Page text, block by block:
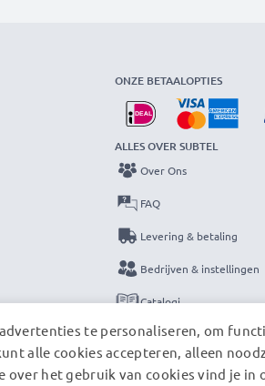
ONZE BETAALOPTIES
ALLES OVER SUBTEL
Over Ons
FAQ
Levering & betaling
Bedrijven & instellingen
Catalogi
Contact
te personaliseren, om
alle cookies accepteren, alleen
het gebruik van cookies vind je in